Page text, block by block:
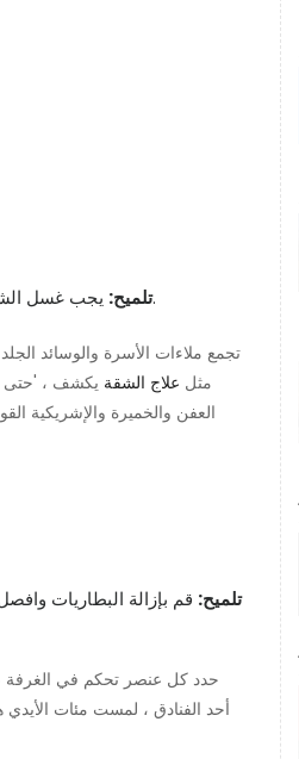
تلميح: يجب غسل . يجب غسل المناشف كل ثلاثة إلى أربعة استخدامات.
تجمع ملاءات الأسرة والوسائد
مثل علاج الشقة يكشف ، 'حتى
العفن والخميرة والإشريكية
تلميح: قم بإزالة البطاريات
حدد كل عنصر تحكم في الغرفة ،
أحد الفنادق ، لمست مئات